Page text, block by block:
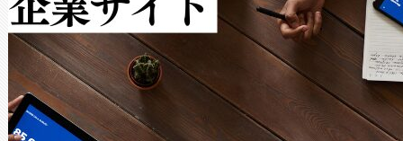
作業と点群処理を簡素化でき
Avia 2は、2種類のFOVオプシ
× 80°のノーマルモード、長
ードを切り替えて使用するこ